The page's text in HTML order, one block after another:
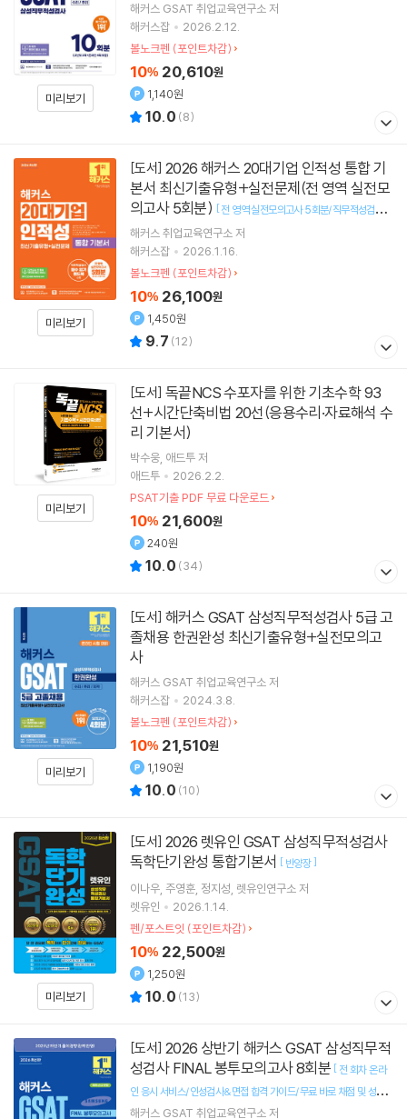
미리보기
해커스 GSAT 취업교육연구소 저
해커스잡
2026.2.12.
볼노크펜 (포인트차감)
10% 20,610원
1,140원
10.0 (8)
미리보기
[도서]
본서 최신기출유형+실전문제(전 영역 실전모
의고사 5회분) [전 영역 실전모의고사 5회분/직무적성검사
필수 암기 핸드북]
해커스 취업교육연구소 저
해커스잡
2026.1.16.
볼노크펜 (포인트차감)
10% 26,100원
1,450원
9.7 (12)
미리보기
[도서]
선+시간단축비법 20선(응용수리·자료해석 수
리 기본서)
박수웅 애드투저
애드투
2026.2.2.
PSAT기출 PDF 무료 다운로드
10% 21,600원
240원
10.0 (34)
미리보기
[도서]
졸채용 한권완성 최신기출유형+실전모의고
사
해커스 GSAT 취업교육연구소 저
해커스잡
2024.3.8.
볼노크펜 (포인트차감)
10% 21,510원
1,190원
10.0 (10)
미리보기
[도서]
독학단기완성 통합기본서 [ 반양장]
이나우 주영훈 정지성 렛유인연구소 저
렛유인
2026.1.14.
펜/포스트잇 (포인트차감)
10% 22,500원
1,250원
10.0 (13)
[도서]
성검사 FINAL 봉투모의고사 8회분 [ 전 회차 온라
인 응시 서비스/인성검사&면접 합격 가이드/무료 바로 채점 및 성적
분석 서비스/GSAT 수리·]
해커스 GSAT 취업교육연구소 저